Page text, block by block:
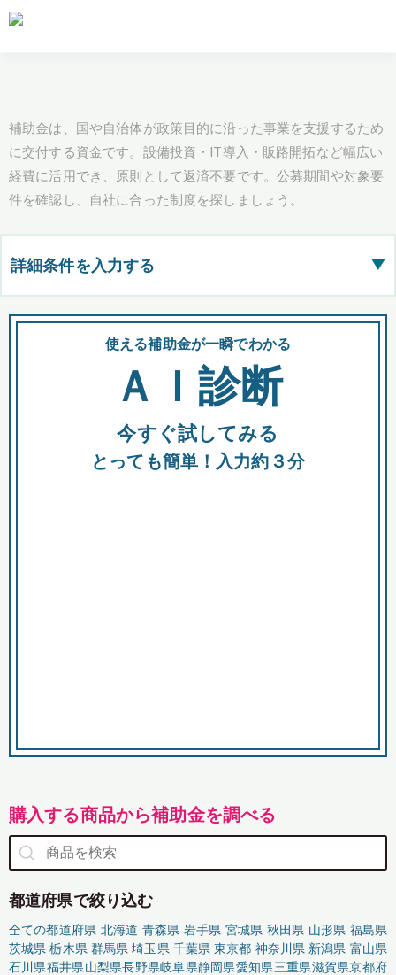
補助金は、国や自治体が政策目的に沿った事業を支援するため
に交付する資金です。設備投資・IT導入・販路開拓など幅広い
経費に活用でき、原則として返済不要です。公募期間や対象要
件を確認し、自社に合った制度を探しましょう。
詳細条件を入力する ▶
都道府県
全国の検索結果を含めて表示
助成金 融資 出資
使える補助金が一瞬でわかる
ＡＩ診断
今すぐ試してみる
とっても簡単！入力約３分
購入する商品から補助金を調べる
都道府県で絞り込む
全ての都道府県 北海道 青森県 岩手県 宮城県 秋田県 山形県 福島県
茨城県 栃木県 群馬県 埼玉県 千葉県 東京都 神奈川県 新潟県 富山県
石川県福井県山梨県長野県岐阜県静岡県愛知県三重県滋賀県京都府